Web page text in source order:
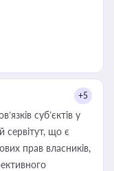
+5
суб’єктів у
сервітут, що є
прав власників,